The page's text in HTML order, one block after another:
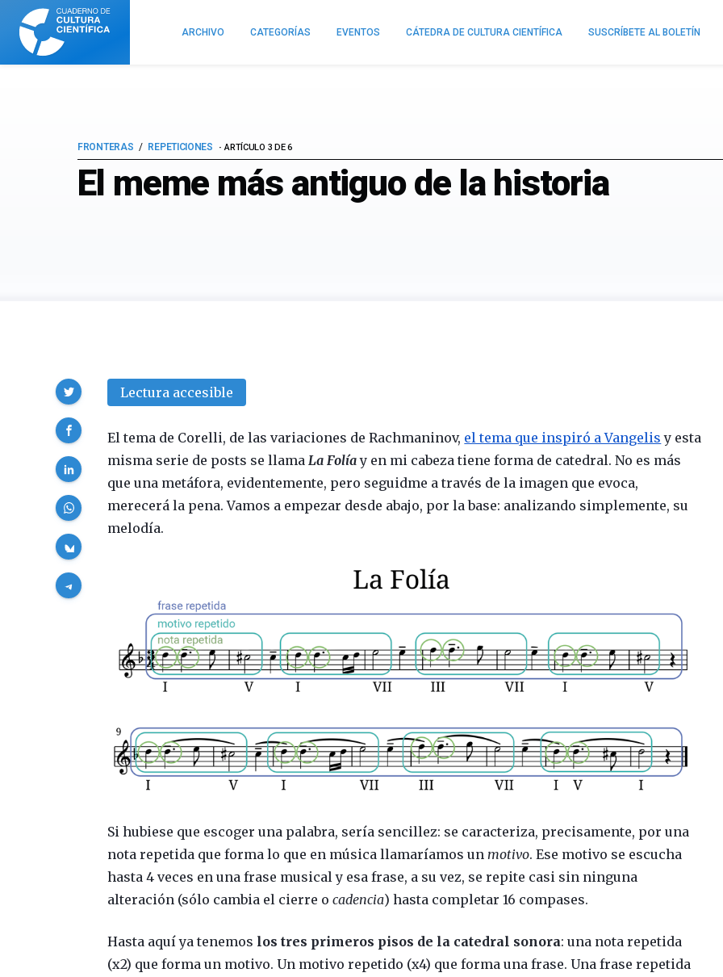
Cuaderno
Cultura
Científica
ARCHIVO CATEGORÍAS EVENTOS CÁTEDRA DE CULTURA CIENTÍFICA SUSCRÍBETE AL BOLETÍN
El meme más antiguo de la historia
FRONTERAS REPETICIONES ARTÍCULO 3 DE 6
Lectura accesible
El tema de Corelli, de las variaciones de Rachmaninov, el tema que inspiró a Vangelis y esta
misma serie de posts se llama La Folíay en mi cabeza tiene forma de catedral. No es más
que una metáfora, evidentemente, pero seguidme a través de la imagen que evoca,
merecerá la pena. Vamos a empezar desde abajo, por la base: analizando simplemente, su
melodía.
Si hubiese que escoger una palabra, sería sencillez: se caracteriza, precisamente, por una
nota repetida que forma lo que en música llamaríamos un motivo. Ese motivo se escucha
hasta 4 veces en una frase musical y esa frase, a su vez, se repite casi sin ninguna
alteración (sólo cambia el cierre ocadencia) hasta completar 16 compases.
Hasta aquí ya tenemos los tres primeros pisos de la catedral sonora: una nota repetida
(x2) que forma un motivo. Un motivo repetido (x4) que forma una frase. Una frase repetida
Compartir